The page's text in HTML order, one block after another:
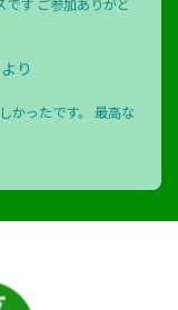
です ご参加ありがと
り
かったです。 最高な